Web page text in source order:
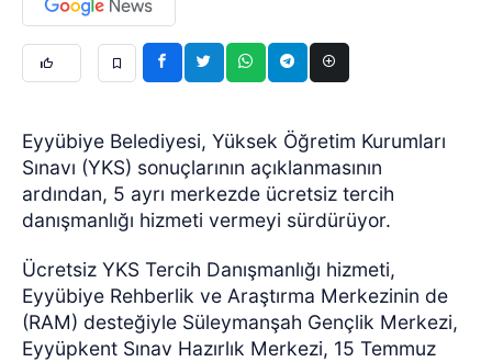
Eyyübiye Belediyesi, Yüksek Öğretim Kurumları
Sınavı (YKS) sonuçlarının açıklanmasının
ardından, 5 ayrı merkezde ücretsiz tercih
danışmanlığı hizmeti vermeyi sürdürüyor.
Ücretsiz YKS Tercih Danışmanlığı hizmeti,
Eyyübiye Rehberlik ve Araştırma Merkezinin de
(RAM) desteğiyle Süleymanşah Gençlik Merkezi,
Eyyüpkent Sınav Hazırlık Merkezi, 15 Temmuz